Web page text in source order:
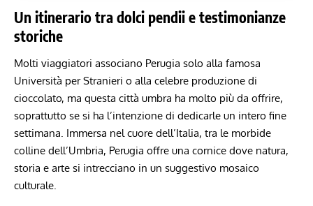
Un itinerario tra dolci pendii e testimonianze
storiche
Molti viaggiatori associano ​Perugia solo alla ‌famosa
Università per Stranieri o alla celebre produzione di
cioccolato, ma questa città umbra ha molto ‍più da offrire,
soprattutto​ se‌ si ha‍ l’intenzione di dedicarle un ‌intero fine
settimana. Immersa nel cuore dell’Italia, tra le morbide
colline dell’Umbria, Perugia offre una cornice dove ‌natura,
storia e ‌arte si intrecciano in un suggestivo ​mosaico
culturale.